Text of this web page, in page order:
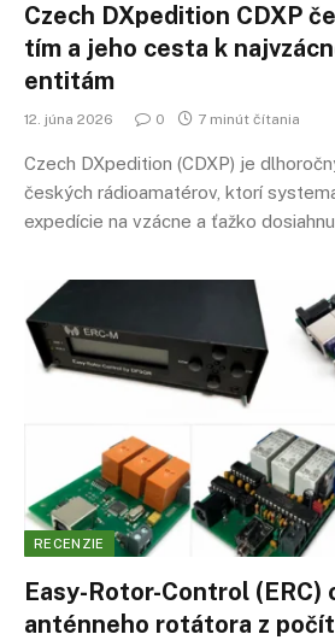
Czech DXpedition CDXP
tím a jeho cesta k
entitám
12. júna 2026 0 7 minút čítania
Czech DXpedition (CDXP) je
českých rádioamatérov, ktorí
expedície na vzácne a ťažko
RECENZIE
Easy-Rotor-Control (ERC)
anténneho rotátora z